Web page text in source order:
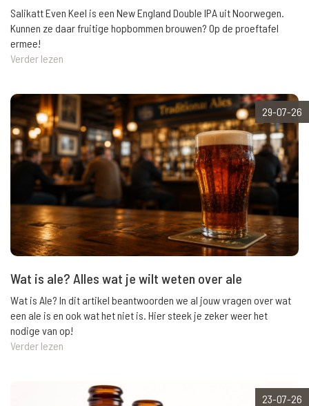
Salikatt Even Keel is een New England Double IPA uit Noorwegen.
Kunnen ze daar fruitige hopbommen brouwen? Op de proeftafel
ermee!
Verder lezen
29-07-26
Wat is ale? Alles wat je wilt weten over ale
Wat is Ale? In dit artikel beantwoorden we al jouw vragen over wat
een ale is en ook wat het niet is. Hier steek je zeker weer het
nodige van op!
Verder lezen
23-07-26